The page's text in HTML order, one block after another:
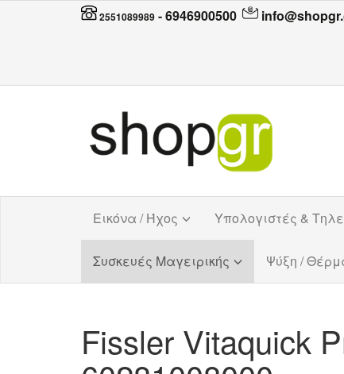
2551089989 -6946900500
Εικόνα / Ήχος Υπολογιστές &
Συσκευές Μαγειρικής Ψύξη /
Fissler Vitaquick